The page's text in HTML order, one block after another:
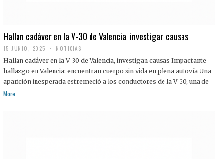
Hallan cadáver en la V-30 de Valencia, investigan causas
15 JUNIO, 2025 NOTICIAS
Hallan cadáver en la V-30 de Valencia, investigan causas Impactante
hallazgo en Valencia: encuentran cuerpo sin vida en plena autovía Una
aparición inesperada estremeció a los conductores de la V-30, una de
More